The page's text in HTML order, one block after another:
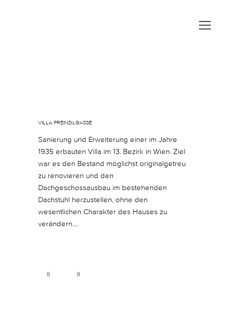
VILLA PREINDLGASSE
Sanierung und Erweiterung einer im Jahre
1935 erbauten Villa im 13. Bezirk in Wien. Ziel
war es den Bestand möglichst originalgetreu
zu renovieren und den
Dachgeschossausbau im bestehenden
Dachstuhl herzustellen, ohne den
wesentlichen Charakter des Hauses zu
verändern....
0 0